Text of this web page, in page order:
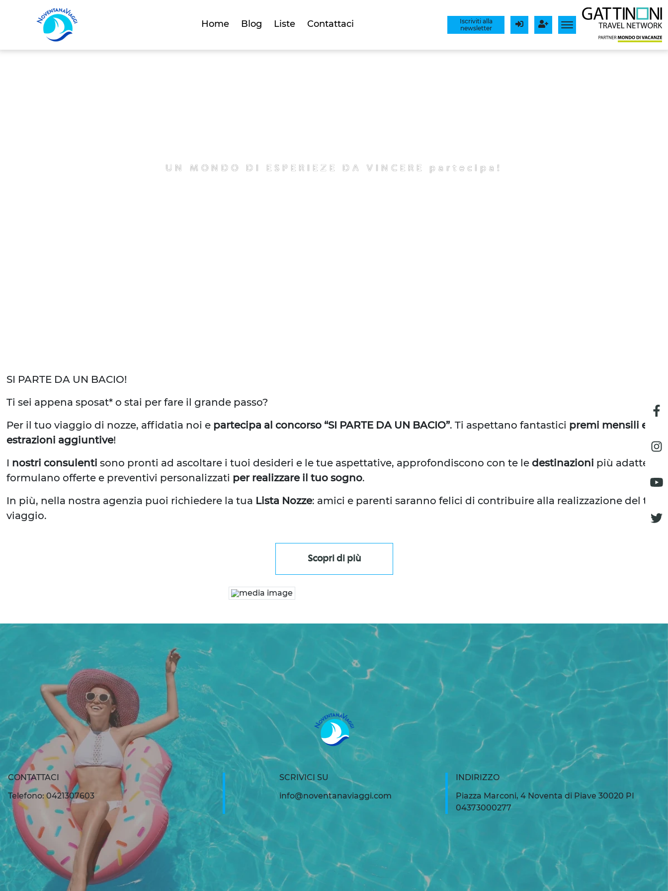
Home Blog Liste Contattaci
Iscriviti alla
newsletter
Registrati
UN MONDO DI ESPERIEZE DA VINCERE partecipa!
SI PARTE DA UN BACIO!
Ti sei appena sposat* o stai per fare il grande passo?
Per il tuo viaggio di nozze, affidatia noi e partecipa al concorso “SI PARTE DA UN BACIO”. Ti aspettano fantastici premi mensili e 2
estrazioni aggiuntive!
I nostri consulenti sono pronti ad ascoltare i tuoi desideri e le tue aspettative, approfondiscono con te le destinazioni più adatte e
formulano offerte e preventivi personalizzati per realizzare il tuo sogno.
In più, nella nostra agenzia puoi richiedere la tua Lista Nozze: amici e parenti saranno felici di contribuire alla realizzazione del tuo
viaggio.
Scopri di più
CONTATTACI
Telefono: 0421307603
SCRIVICI SU
info@noventanaviaggi.com
INDIRIZZO
Piazza Marconi, 4 Noventa di Piave 30020 PI
04373000277